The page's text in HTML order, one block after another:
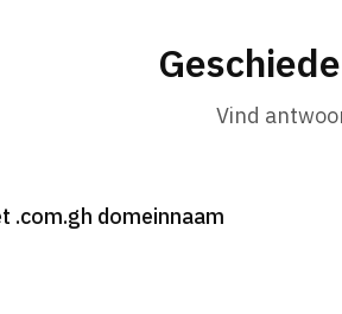
Vind
.com.gh domeinnaam